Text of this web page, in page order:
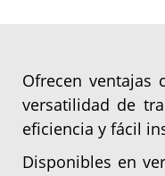
Ofrecen ventajas
versatilidad de
eficiencia y fácil
Disponibles en